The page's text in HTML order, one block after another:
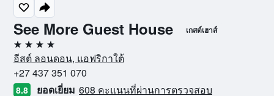
See More Guest House เกสต์เฮาส์
4 ดาว
อีสต์ ลอนดอน, แอฟริกาใต้
+27 437 351 070
8.8 ยอดเยี่ยม 608 คะแนนที่ผ่านการตรวจสอบ